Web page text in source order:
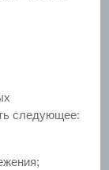
следующее: